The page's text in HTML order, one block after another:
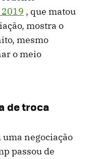
, que matou
mostra o
mesmo
o meio
de troca
negociação
passou de